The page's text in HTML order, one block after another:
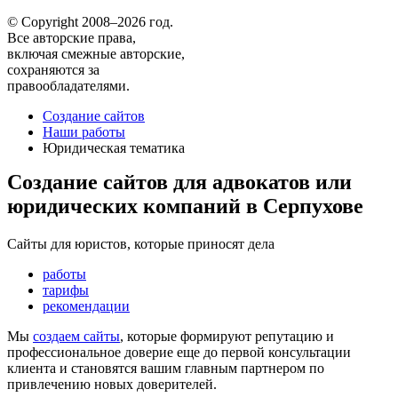
© Copyright 2008–2026 год.
Все авторские права,
включая смежные авторские,
сохраняются за
правообладателями.
Создание сайтов
Наши работы
Юридическая тематика
Создание сайтов для адвокатов или
юридических компаний в Серпухове
Сайты для юристов, которые приносят дела
работы
тарифы
рекомендации
Мы создаем сайты, которые формируют репутацию и
профессиональное доверие еще до первой консультации
клиента и становятся вашим главным партнером по
привлечению новых доверителей.